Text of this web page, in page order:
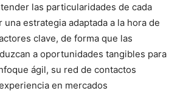
las particularidades de cada
estrategia adaptada a la hora de
clave, de forma que las
a oportunidades tangibles para
ágil, su red de contactos
en mercados